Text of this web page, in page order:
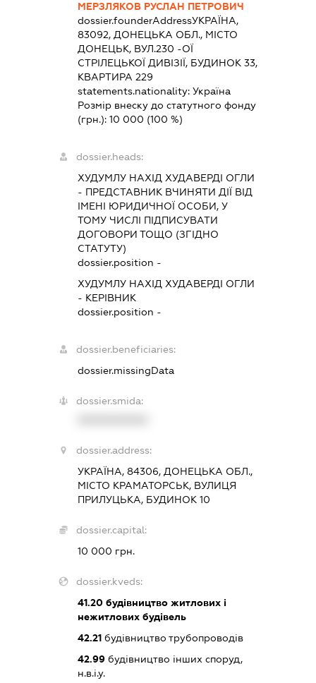
МЕРЗЛЯКОВ РУСЛАН ПЕТРОВИЧ
dossier.founderAddressУКРАЇНА,
83092, ДОНЕЦЬКА ОБЛ., МІСТО
ДОНЕЦЬК, ВУЛ.230 -ОЇ
СТРІЛЕЦЬКОЇ ДИВІЗІЇ, БУДИНОК 33,
КВАРТИРА 229
statements.nationality: Україна
Розмір внеску до статутного фонду
(грн.): 10 000 (100 %)
dossier.heads:
ХУДУМЛУ НАХІД ХУДАВЕРДІ ОГЛИ
- ПРЕДСТАВНИКВЧИНЯТИ ДІЇ ВІД
ІМЕНІ ЮРИДИЧНОЇ ОСОБИ, У
ТОМУ ЧИСЛІ ПІДПИСУВАТИ
ДОГОВОРИ ТОЩО (ЗГІДНО
СТАТУТУ)
dossier.position -
ХУДУМЛУ НАХІД ХУДАВЕРДІ ОГЛИ
- КЕРІВНИК
dossier.position -
dossier.beneficiaries:
dossier.missingData
dossier.smida:
dossier.address:
УКРАЇНА, 84306, ДОНЕЦЬКА ОБЛ.,
МІСТО КРАМАТОРСЬК, ВУЛИЦЯ
ПРИЛУЦЬКА, БУДИНОК 10
dossier.capital:
10 000 грн.
dossier.kveds:
41.20будівництво житлових і
нежитлових будівель
42.21будівництво трубопроводів
42.99будівництво інших споруд,
н.в.і.у.